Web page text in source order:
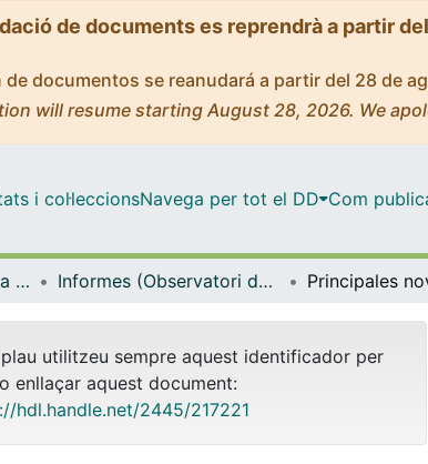
de documents es reprendrà a partir
documentos se reanudará a partir del 28 de
will resume starting August 28, 2026. We
i col·leccionsNavega per tot el DD Com
Observatori del Sistema Universitari (OSU) Informes (Observatori del Sistema Universitari (OSU))
plau utilitzeu sempre aquest identificador per
enllaçar aquest document:
hdl.handle.net/2445/217221